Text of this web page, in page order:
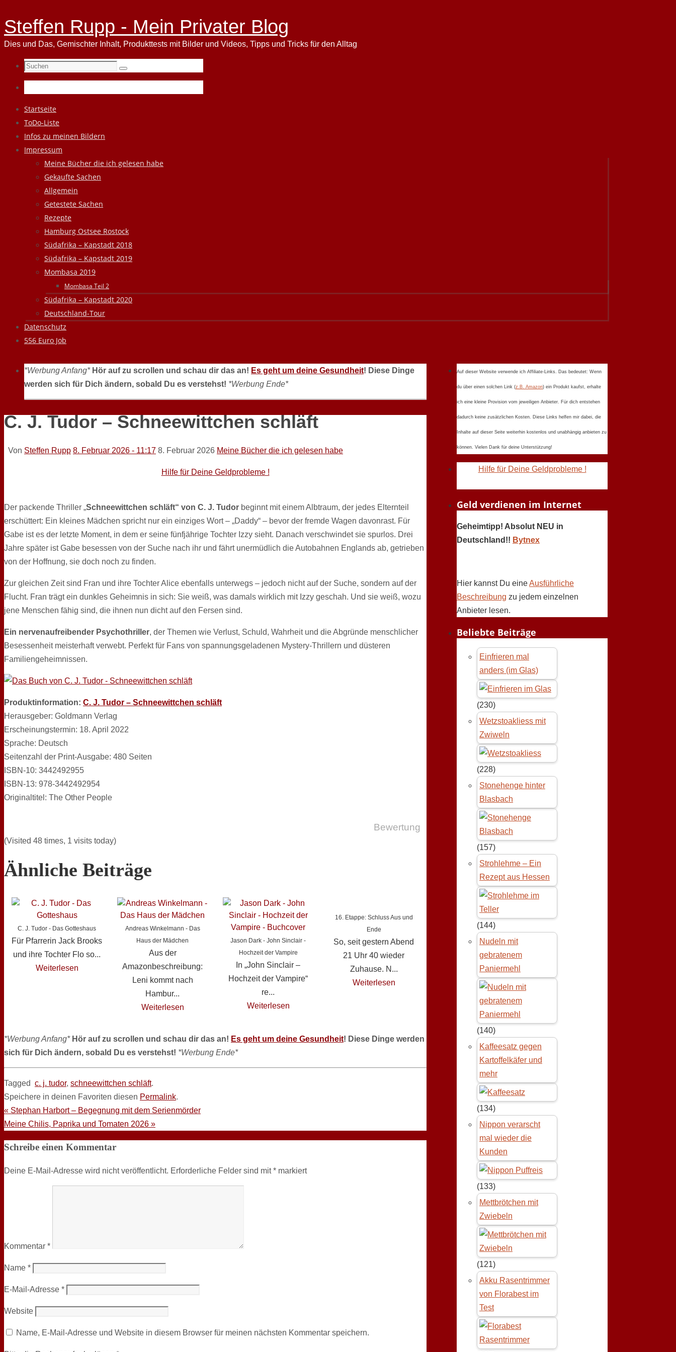
Steffen Rupp - Mein Privater Blog
Dies und Das, Gemischter Inhalt, Produkttests mit Bilder und Videos, Tipps und Tricks für den Alltag
Suchen
nach:
Suchen
Zum
Inhalt
springen
Startseite
ToDo-Liste
Infos zu meinen Bildern
Impressum
Meine Bücher die ich gelesen habe
Gekaufte Sachen
Allgemein
Getestete Sachen
Rezepte
Hamburg Ostsee Rostock
Südafrika – Kapstadt 2018
Südafrika – Kapstadt 2019
Mombasa 2019
Mombasa Teil 2
Südafrika – Kapstadt 2020
Deutschland-Tour
Datenschutz
556 Euro Job
*Werbung Anfang* Hör auf zu scrollen und schau dir das an! Es geht um deine Gesundheit! Diese Dinge
werden sich für Dich ändern, sobald Du es verstehst! *Werbung Ende*
C. J. Tudor – Schneewittchen schläft
Von Steffen Rupp 8. Februar 2026 - 11:17 8. Februar 2026 Meine Bücher die ich gelesen habe
Hilfe für Deine Geldprobleme !
Der packende Thriller „Schneewittchen schläft“ von C. J. Tudor beginnt mit einem Albtraum, der jedes Elternteil
erschüttert: Ein kleines Mädchen spricht nur ein einziges Wort – „Daddy“ – bevor der fremde Wagen davonrast. Für
Gabe ist es der letzte Moment, in dem er seine fünfjährige Tochter Izzy sieht. Danach verschwindet sie spurlos. Drei
Jahre später ist Gabe besessen von der Suche nach ihr und fährt unermüdlich die Autobahnen Englands ab, getrieben
von der Hoffnung, sie doch noch zu finden.
Zur gleichen Zeit sind Fran und ihre Tochter Alice ebenfalls unterwegs – jedoch nicht auf der Suche, sondern auf der
Flucht. Fran trägt ein dunkles Geheimnis in sich: Sie weiß, was damals wirklich mit Izzy geschah. Und sie weiß, wozu
jene Menschen fähig sind, die ihnen nun dicht auf den Fersen sind.
Ein nervenaufreibender Psychothriller, der Themen wie Verlust, Schuld, Wahrheit und die Abgründe menschlicher
Besessenheit meisterhaft verwebt. Perfekt für Fans von spannungsgeladenen Mystery‑Thrillern und düsteren
Familiengeheimnissen.
Produktinformation: C. J. Tudor – Schneewittchen schläft
Herausgeber: Goldmann Verlag
Erscheinungstermin: 18. April 2022
Sprache: Deutsch
Seitenzahl der Print-Ausgabe: 480 Seiten
ISBN-10: 3442492955
ISBN-13: 978-3442492954
Originaltitel: The Other People
Bewertung
(Visited 48 times, 1 visits today)
Ähnliche Beiträge
C. J. Tudor - Das Gotteshaus
Für Pfarrerin Jack Brooks
und ihre Tochter Flo so...
Weiterlesen
Andreas Winkelmann - Das
Haus der Mädchen
Aus der
Amazonbeschreibung:
Leni kommt nach
Hambur...
Weiterlesen
Jason Dark - John Sinclair -
Hochzeit der Vampire
In „John Sinclair –
Hochzeit der Vampire“
re...
Weiterlesen
16. Etappe: Schluss Aus und
Ende
So, seit gestern Abend
21 Uhr 40 wieder
Zuhause. N...
Weiterlesen
*Werbung Anfang* Hör auf zu scrollen und schau dir das an! Es geht um deine Gesundheit! Diese Dinge werden
sich für Dich ändern, sobald Du es verstehst! *Werbung Ende*
Tagged c. j. tudor, schneewittchen schläft.
Speichere in deinen Favoriten diesen Permalink.
« Stephan Harbort – Begegnung mit dem Serienmörder
Meine Chilis, Paprika und Tomaten 2026 »
Schreibe einen Kommentar
Deine E-Mail-Adresse wird nicht veröffentlicht. Erforderliche Felder sind mit* markiert
Kommentar *
Name *
E-Mail-Adresse *
Website
Name, E-Mail-Adresse und Website in diesem Browser für meinen nächsten Kommentar speichern.
Auf dieser Website verwende ich Affiliate-Links. Das bedeutet: Wenn
du über einen solchen Link (z.B. Amazon) ein Produkt kaufst, erhalte
ich eine kleine Provision vom jeweiligen Anbieter. Für dich entstehen
dadurch keine zusätzlichen Kosten. Diese Links helfen mir dabei, die
Inhalte auf dieser Seite weiterhin kostenlos und unabhängig anbieten zu
können. Vielen Dank für deine Unterstützung!
Hilfe für Deine Geldprobleme !
Geld verdienen im Internet
Geheimtipp! Absolut NEU in
Deutschland!! Bytnex
Hier kannst Du eineAusführliche
Beschreibung zu jedem einzelnen
Anbieter lesen.
Beliebte Beiträge
Einfrieren mal
anders (im Glas)
(230)
Wetzstoakliess mit
Zwiweln
(228)
Stonehenge hinter
Blasbach
(157)
Strohlehme – Ein
Rezept aus Hessen
(144)
Nudeln mit
gebratenem
Paniermehl
(140)
Kaffeesatz gegen
Kartoffelkäfer und
mehr
(134)
Nippon verarscht
mal wieder die
Kunden
(133)
Mettbrötchen mit
Zwiebeln
(121)
Akku Rasentrimmer
von Florabest im
Test